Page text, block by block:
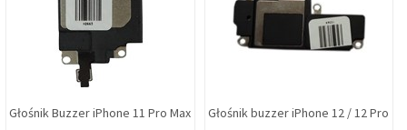
Głośnik Buzzer iPhone 11 Pro Max Głośnik buzzer iPhone 12 / 12 Pro